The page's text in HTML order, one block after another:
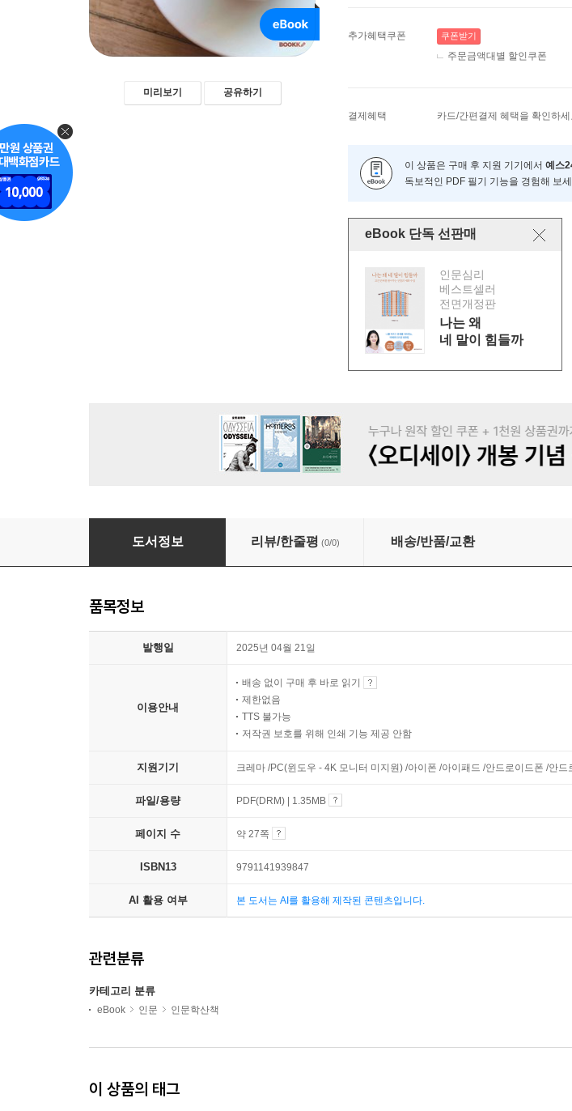
미리보기 공유하기
추가혜택쿠폰 쿠폰받기
주문금액대별 할인쿠폰
결제혜택 카드/간편결제 혜택을 확인하세
이 상품은 구매 후 지원 기기에서 예스
독보적인 PDF 필기 기능을 경험해 보
eBook 단독 선판매
인문심리
베스트셀러
전면개정판
나는 왜
네 말이 힘들까
ChatGPT O3 일상을 해킹하다
도서정보 리뷰/한줄평 (0/0) 배송/반품/교환
품목정보
발행일 2025년 04월 21일
이용안내
배송 없이 구매 후 바로 읽기
제한없음
TTS 불가능
저작권 보호를 위해 인쇄 기능 제공 안함
지원기기 크레마 /PC(윈도우 - 4K 모니터 미지원) /아이폰 /아이패드 /안드로이드폰 /안
파일/용량 PDF(DRM) | 1.35MB
페이지 수 약 27쪽
ISBN13 9791141939847
AI 활용 여부 본 도서는 AI를 활용해 제작된 콘텐츠입니다.
관련분류
카테고리 분류
eBook 인문 인문학산책
이 상품의 태그